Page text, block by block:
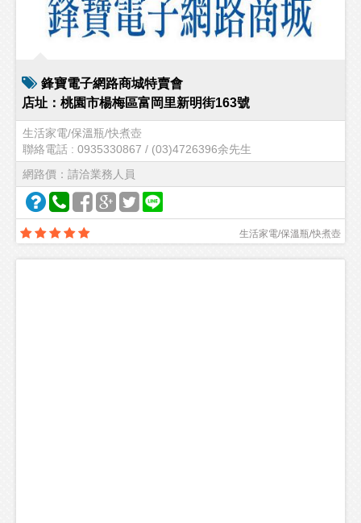
鋒寶電子網路商城特賣會
店址：桃園市楊梅區富岡里新明街163號
生活家電/保溫瓶/快煮壺
聯絡電話 : 0935330867 / (03)4726396余先生
網路價：請洽業務人員
生活家電/保溫瓶/快煮壺